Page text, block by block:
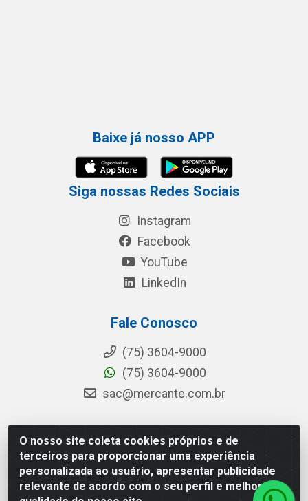
O nosso site coleta cookies próprios e de
terceiros para proporcionar uma experiência
personalizada ao usuário, apresentar publicidade
relevante de acordo com o seu perfil e melhorar a
Baixe já nosso APP
Siga nossas Redes Sociais
Instagram
Facebook
YouTube
LinkedIn
Fale Conosco
(75) 3604-9000
(75) 3604-9000
sac@mercante.com.br
Mercante Distribuidora - Rua Mercante, 699 - Aviário,
Feira de Santana/BA - CEP 44.096-218 - CNPJ
96.755.848/0001-08